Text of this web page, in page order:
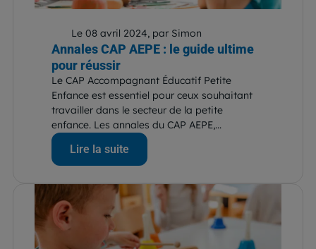
Le 08 avril 2024, par Simon
Annales CAP AEPE : le guide ultime
pour réussir
Le CAP Accompagnant Éducatif Petite
Enfance est essentiel pour ceux souhaitant
travailler dans le secteur de la petite
enfance. Les annales du CAP AEPE,...
Lire la suite